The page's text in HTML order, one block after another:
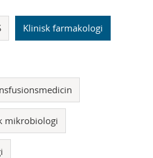
Klinisk farmakologi
mikrobiologi